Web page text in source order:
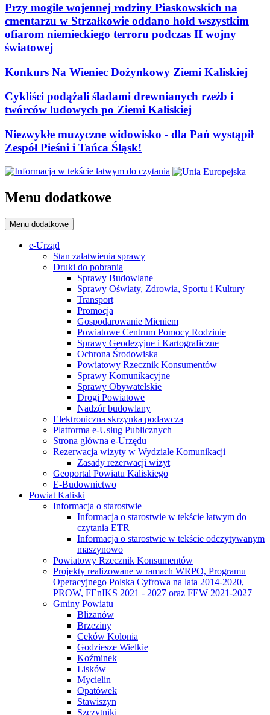
Przy mogile wojennej rodziny Piaskowskich na
cmentarzu w Strzałkowie oddano hołd wszystkim
ofiarom niemieckiego terroru podczas II wojny
światowej
Konkurs Na Wieniec Dożynkowy Ziemi Kaliskiej
Cykliści podążali śladami drewnianych rzeźb i
twórców ludowych po Ziemi Kaliskiej
Niezwykłe muzyczne widowisko - dla Pań wystąpił
Zespół Pieśni i Tańca Śląsk!
Menu dodatkowe
Menu dodatkowe
e-Urząd
Stan załatwienia sprawy
Druki do pobrania
Sprawy Budowlane
Sprawy Oświaty, Zdrowia, Sportu i Kultury
Transport
Promocja
Gospodarowanie Mieniem
Powiatowe Centrum Pomocy Rodzinie
Sprawy Geodezyjne i Kartograficzne
Ochrona Środowiska
Powiatowy Rzecznik Konsumentów
Sprawy Komunikacyjne
Sprawy Obywatelskie
Drogi Powiatowe
Nadzór budowlany
Elektroniczna skrzynka podawcza
Platforma e-Usług Publicznych
Strona główna e-Urzędu
Rezerwacja wizyty w Wydziale Komunikacji
Zasady rezerwacji wizyt
Geoportal Powiatu Kaliskiego
E-Budownictwo
Powiat Kaliski
Informacja o starostwie
Informacja o starostwie w tekście łatwym do
czytania ETR
Informacja o starostwie w tekście odczytywanym
maszynowo
Powiatowy Rzecznik Konsumentów
Projekty realizowane w ramach WRPO, Programu
Operacyjnego Polska Cyfrowa na lata 2014-2020,
PROW, FEnIKS 2021 - 2027 oraz FEW 2021-2027
Gminy Powiatu
Blizanów
Brzeziny
Ceków Kolonia
Godziesze Wielkie
Koźminek
Lisków
Mycielin
Opatówek
Stawiszyn
Szczytniki